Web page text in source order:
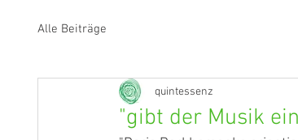
Alle Beiträge
"gibt der Musik
quintessenz